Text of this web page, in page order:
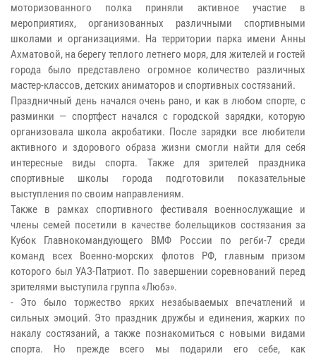
моторизованного полка приняли активное участие в
мероприятиях, организованных различными спортивными
школами и организациями. На территории парка имени Анны
Ахматовой, на берегу теплого летнего моря, для жителей и гостей
города было представлено огромное количество различных
мастер-классов, детских аниматоров и спортивных состязаний.
Праздничный день начался очень рано, и как в любом спорте, с
разминки — спортфест начался с городской зарядки, которую
организовала школа акробатики. После зарядки все любители
активного и здорового образа жизни смогли найти для себя
интересные виды спорта. Также для зрителей праздника
спортивные школы города подготовили показательные
выступления по своим направлениям.
Также в рамках спортивного фестиваля военнослужащие и
члены семей посетили в качестве болельщиков состязания за
Кубок Главнокомандующего ВМФ России по регби-7 среди
команд всех Военно-морских флотов РФ, главным призом
которого был УАЗ-Патриот. По завершении соревнований перед
зрителями выступила группа «Любэ».
- Это было торжество ярких незабываемых впечатлений и
сильных эмоций. Это праздник дружбы и единения, жарких по
накалу состязаний, а также познакомиться с новыми видами
спорта. Но прежде всего мы подарили его себе, как